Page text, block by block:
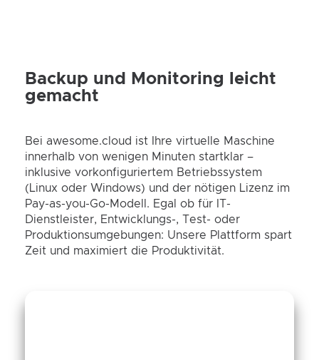
Backup und Monitoring leicht
gemacht
Bei awesome.cloud ist Ihre virtuelle Maschine
innerhalb von wenigen Minuten startklar –
inklusive vorkonfiguriertem Betriebssystem
(Linux oder Windows) und der nötigen Lizenz im
Pay-as-you-Go-Modell. Egal ob für IT-
Dienstleister, Entwicklungs-, Test- oder
Produktionsumgebungen: Unsere Plattform spart
Zeit und maximiert die Produktivität.